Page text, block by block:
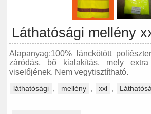
Láthatósági mellény
Alapanyag:100% lánckötött
záródás, bő kialakítás, mely extra
viselőjének. Nem vegytisztítható.
láthatósági mellény xxl